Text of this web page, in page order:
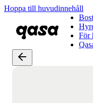
Hoppa till huvudinnehåll
För